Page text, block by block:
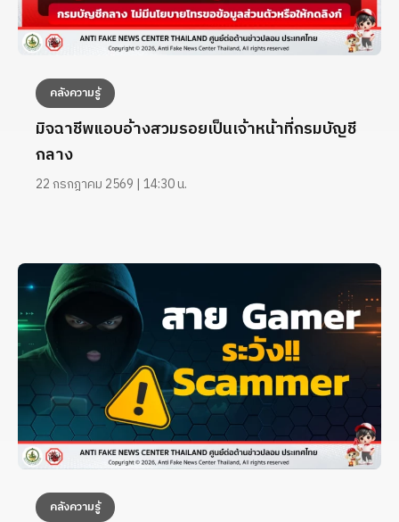
คลังความรู้
มิจฉาชีพแอบอ้างสวมรอยเป็นเจ้าหน้าที่กรมบัญชี
กลาง
22 กรกฎาคม 2569 | 14:30 น.
คลังความรู้